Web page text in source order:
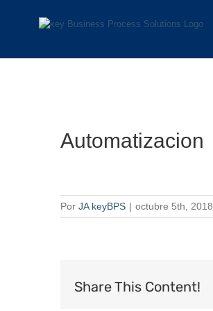
Automatizacion
Por JA keyBPS | octubre 5th, 2018
Share This Content!